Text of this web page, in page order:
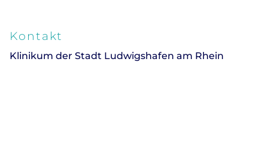
Kontakt
Klinikum der Stadt Ludwigshafen am Rhein